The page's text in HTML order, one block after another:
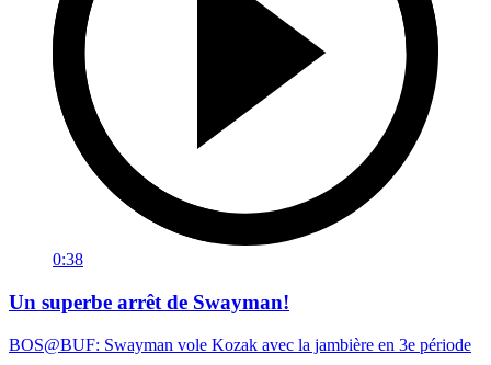
0:38
Un superbe arrêt de Swayman!
BOS@BUF: Swayman vole Kozak avec la jambière en 3e période